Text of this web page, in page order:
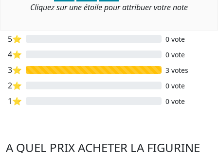
Cliquez sur une étoile pour attribuer votre note
5⭐ 0 vote
4⭐ 0 vote
3⭐ 3 votes
2⭐ 0 vote
1⭐ 0 vote
A QUEL PRIX ACHETER LA FIGURINE